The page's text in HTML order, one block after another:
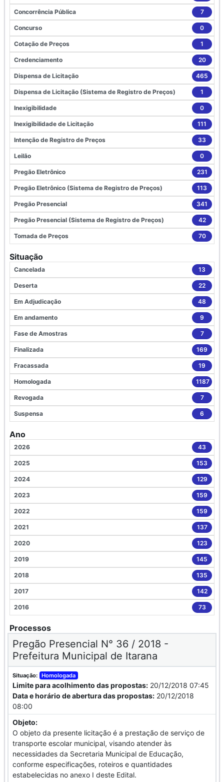
Concorrência Pública 7
Concurso 0
Cotação de Preços 1
Credenciamento 20
Dispensa de Licitação 465
Dispensa de Licitação (Sistema de Registro de Preços) 1
Inexigibilidade 0
Inexigibilidade de Licitação 111
Intenção de Registro de Preços 33
Leilão 0
Pregão Eletrônico 231
Pregão Eletrônico (Sistema de Registro de Preços) 113
Pregão Presencial 341
Pregão Presencial (Sistema de Registro de Preços) 42
Tomada de Preços 70
Situação
Cancelada 13
Deserta 22
Em Adjudicação 48
Em andamento 9
Fase de Amostras 7
Finalizada 169
Fracassada 19
Homologada 1187
Revogada 7
Suspensa 6
Ano
2026 43
2025 153
2024 129
2023 159
2022 159
2021 137
2020 123
2019 145
2018 135
2017 142
2016 73
Processos
Pregão Presencial N° 36 / 2018 -
Prefeitura Municipal de Itarana
Situação: Homologada
Limite para acolhimento das propostas: 20/12/2018 07:45
Data e horário de abertura das propostas: 20/12/2018
08:00
Objeto:
O objeto da presente licitação é a prestação de serviço de
transporte escolar municipal, visando atender às
necessidades da Secretaria Municipal de Educação,
conforme especificações, roteiros e quantidades
estabelecidas no anexo I deste Edital.